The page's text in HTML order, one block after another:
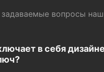
вопросы
в себя